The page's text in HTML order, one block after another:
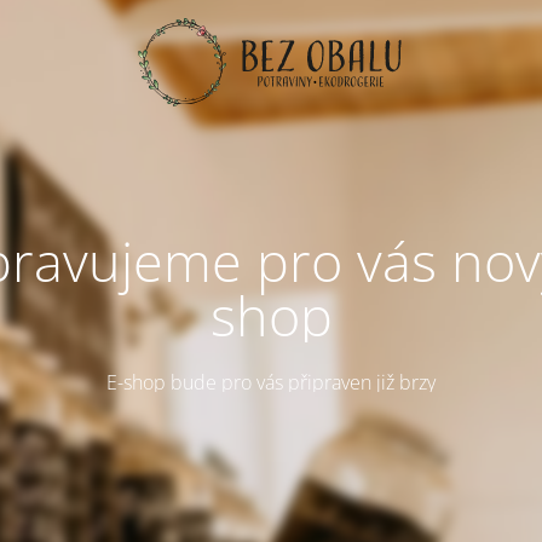
pro vás
shop
E-shop bude pro vás připraven již brzy